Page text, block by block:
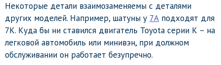
Некоторые детали взаимозаменяемы с деталями
других моделей. Например, шатуны у 7А подходят для
7К. Куда бы ни ставился двигатель Toyota серии К – на
легковой автомобиль или минивэн, при должном
обслуживании он работает безупречно.